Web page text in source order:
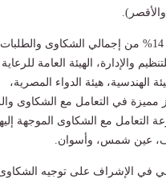
واختصت الهيئات والجامعات المرتبطة بالمنظومة إلكترونيًا بنسبة 14% من إجمالي الشكاوى والطلبات
والإدارة، الهيئة العامة للرعاية
الهندسية، هيئة الدواء المصرية،
مميزة في التعامل مع الشكاوى
مع الشكاوى الموجهة
عين شمس، وأسوان.
في الإشراف على توجيه